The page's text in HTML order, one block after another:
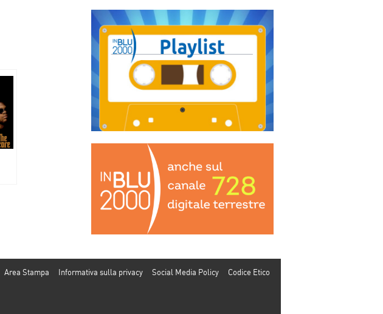
Area Stampa Informativa sulla privacy Social Media Policy Codice Etico